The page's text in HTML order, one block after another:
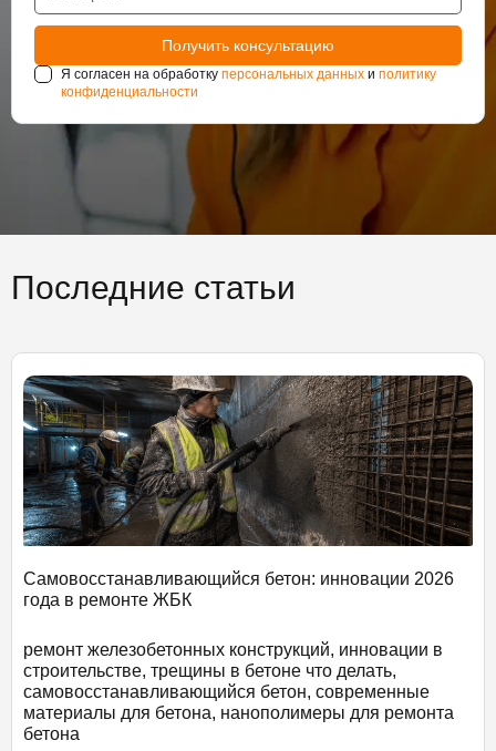
Я согласен на обработку персональных данных и политику
конфиденциальности
Последние статьи
Самовосстанавливающийся бетон: инновации 2026
года в ремонте ЖБК
ремонт железобетонных конструкций, инновации в
строительстве, трещины в бетоне что делать,
самовосстанавливающийся бетон, современные
материалы для бетона, нанополимеры для ремонта
бетона